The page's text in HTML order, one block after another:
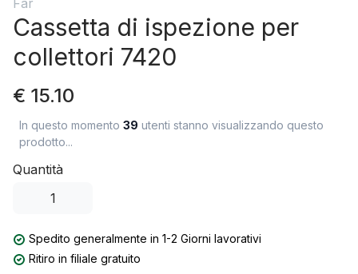
Far
Cassetta di ispezione per
collettori 7420
€ 15.10
In questo momento 39 utenti stanno visualizzando questo
prodotto...
Quantità
Spedito generalmente in 1-2 Giorni lavorativi
Ritiro in filiale gratuito